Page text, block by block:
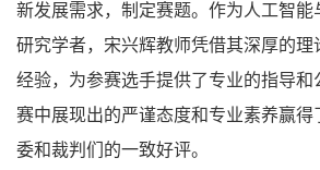
新发展需求，制定赛题。作为人工智能
研究学者，宋兴辉教师凭借其深厚的理
经验，为参赛选手提供了专业的指导和
赛中展现出的严谨态度和专业素养赢得
委和裁判们的一致好评。